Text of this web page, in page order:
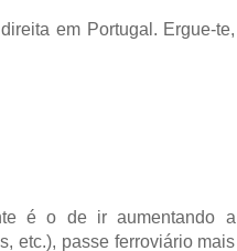
em Portugal. Ergue-te,
é o de ir aumentando a
etc.), passe ferroviário mais